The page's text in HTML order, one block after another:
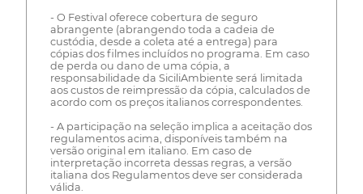
- O Festival oferece cobertura de seguro
abrangente (abrangendo toda a cadeia de
custódia, desde a coleta até a entrega) para
cópias dos filmes incluídos no programa. Em caso
de perda ou dano de uma cópia, a
responsabilidade da SiciliAmbiente será limitada
aos custos de reimpressão da cópia, calculados de
acordo com os preços italianos correspondentes.
- A participação na seleção implica a aceitação dos
regulamentos acima, disponíveis também na
versão original em italiano. Em caso de
interpretação incorreta dessas regras, a versão
italiana dos Regulamentos deve ser considerada
válida.